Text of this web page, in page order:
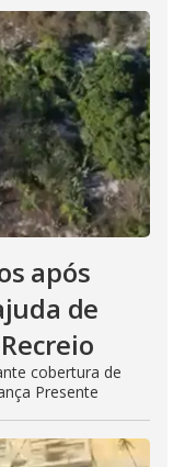
após
de
cobertura de
Presente